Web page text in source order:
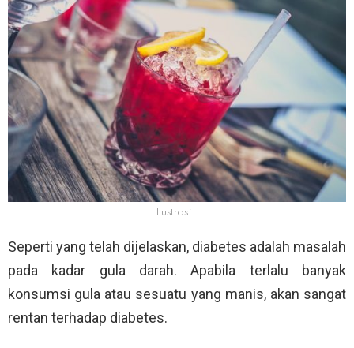
Ilustrasi
Seperti yang telah dijelaskan, diabetes adalah masalah
pada kadar gula darah. Apabila terlalu banyak
konsumsi gula atau sesuatu yang manis, akan sangat
rentan terhadap diabetes.